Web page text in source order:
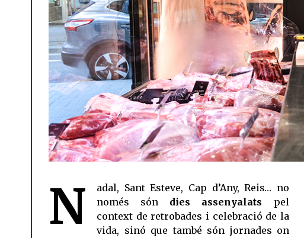
N
adal, Sant Esteve, Cap d’Any, Reis… no
només són dies assenyalats pel
context de retrobades i celebració de la
vida, sinó que també són jornades on